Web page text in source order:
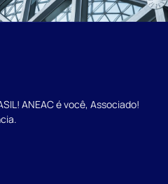
ANEAC é você, Associado!